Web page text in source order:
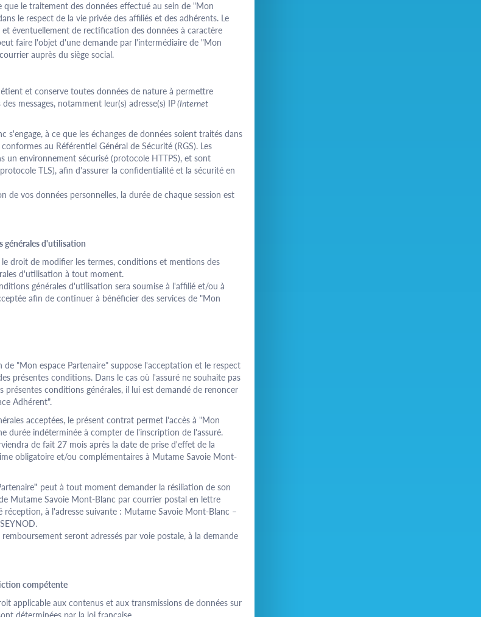
que le traitement des données effectué au sein de "Mon
le respect de la vie privée des affiliés et des adhérents. Le
éventuellement de rectification des données à caractère
faire l'objet d'une demande par l'intermédiaire de "Mon
auprès du siège social.
et conserve toutes données de nature à permettre
messages, notamment leur(s) adresse(s) IP(Internet
s'engage, à ce que les échanges de données soient traités dans
au Référentiel Général de Sécurité (RGS). Les
un environnement sécurisé (protocole HTTPS), et sont
TLS), afin d'assurer la confidentialité et la sécurité en
de vos données personnelles, la durée de chaque session est
générales d'utilisation
le droit de modifier les termes, conditions et mentions des
d'utilisation à tout moment.
générales d'utilisation sera soumise à l'affilié et/ou à
afin de continuer à bénéficier des services de "Mon
"Mon espace Partenaire" suppose l'acceptation et le respect
présentes conditions. Dans le cas où l'assuré ne souhaite pas
conditions générales, il lui est demandé de renoncer
Adhérent".
acceptées, le présent contrat permet l'accès à "Mon
durée indéterminée à compter de l'inscription de l'assuré.
de fait 27 mois après la date de prise d'effet de la
obligatoire et/ou complémentaires à Mutame Savoie Mont-
" peut à tout moment demander la résiliation de son
Mutame Savoie Mont-Blanc par courrier postal en lettre
réception, à l'adresse suivante : Mutame Savoie Mont-Blanc –
remboursement seront adressés par voie postale, à la demande
compétente
applicable aux contenus et aux transmissions de données sur
déterminées par la loi française.